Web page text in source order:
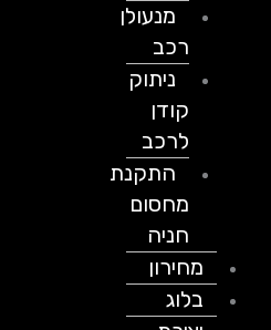
מנעולן
ניתוק
לרכב
התקנת
מחסום
חניה
מחירון
בלוג